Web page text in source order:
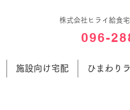
株式会社ヒライ給食
096-
施設向け宅配 ひまわり